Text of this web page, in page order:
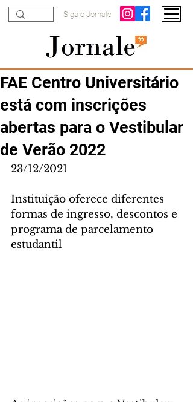
Siga o Jornale
FAE Centro Universitário
está com inscrições
abertas para o Vestibular
de Verão 2022
23/12/2021
Instituição oferece diferentes
formas de ingresso, descontos e
programa de parcelamento
estudantil